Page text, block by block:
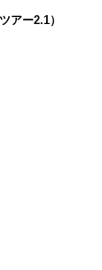
アー2.1）